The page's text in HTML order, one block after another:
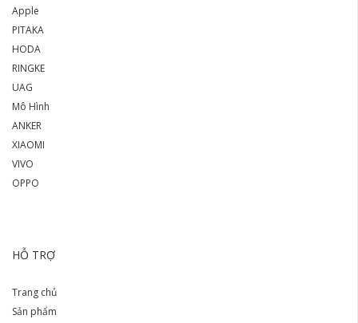
Apple
PITAKA
HODA
RINGKE
UAG
Mô Hình
ANKER
XIAOMI
VIVO
OPPO
HỖ TRỢ
Trang chủ
Sản phẩm